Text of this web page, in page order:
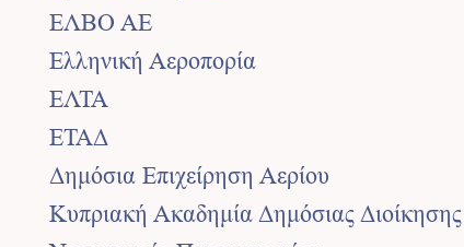
ΕΛΒΟ ΑΕ
Ελληνική Αεροπορία
ΕΛΤΑ
ΕΤΑΔ
Δημόσια Επιχείρηση Αερίου
Κυπριακή Ακαδημία Δημόσιας Διοίκησης